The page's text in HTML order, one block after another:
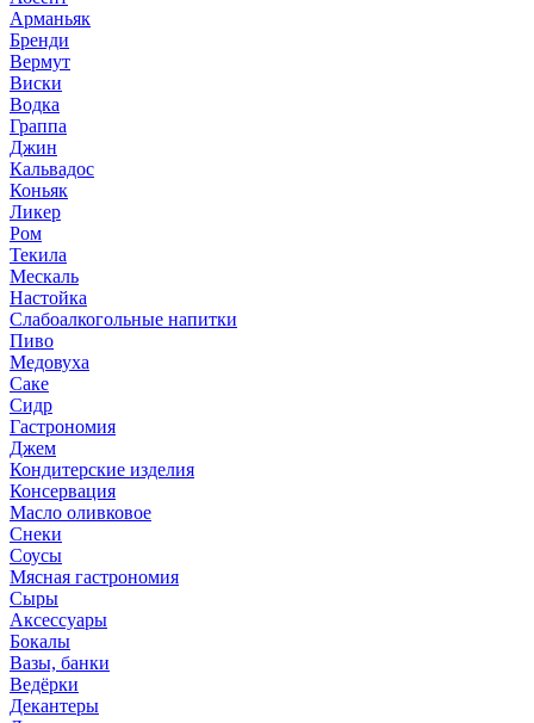
Арманьяк
Бренди
Вермут
Виски
Водка
Граппа
Джин
Кальвадос
Коньяк
Ликер
Ром
Текила
Мескаль
Настойка
Слабоалкогольные напитки
Пиво
Медовуха
Саке
Сидр
Гастрономия
Джем
Кондитерские изделия
Консервация
Масло оливковое
Снеки
Соусы
Мясная гастрономия
Сыры
Аксессуары
Бокалы
Вазы, банки
Ведёрки
Декантеры